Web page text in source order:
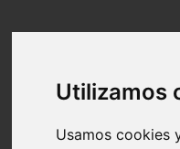
Utilizamos
Usamos cookies